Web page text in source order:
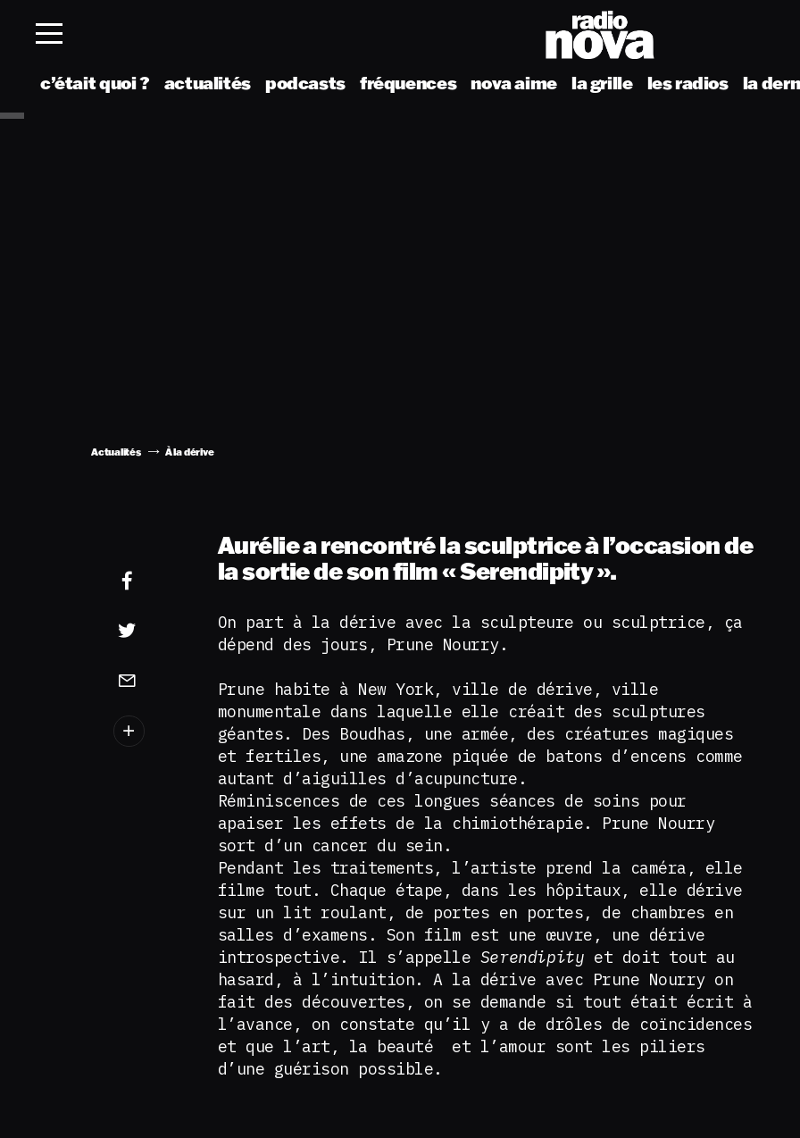
c’était quoi ? actualités podcasts fréquences nova aime la grille les radios la
Actualités À la dérive
Aurélie a rencontré la sculptrice à l’occasion de
la sortie de son film « Serendipity ».
On part à la dérive avec la sculpteure ou sculptrice, ça
dépend des jours, Prune Nourry.
Prune habite à New York, ville de dérive, ville
monumentale dans laquelle elle créait des sculptures
géantes. Des Boudhas, une armée, des créatures magiques
et fertiles, une amazone piquée de batons d’encens comme
autant d’aiguilles d’acupuncture.
Réminiscences de ces longues séances de soins pour
apaiser les effets de la chimiothérapie. Prune Nourry
sort d’un cancer du sein.
Pendant les traitements, l’artiste prend la caméra, elle
filme tout. Chaque étape, dans les hôpitaux, elle dérive
sur un lit roulant, de portes en portes, de chambres en
salles d’examens. Son film est une œuvre, une dérive
introspective. Il s’appelle Serendipity et doit tout au
hasard, à l’intuition. A la dérive avec Prune Nourry on
fait des découvertes, on se demande si tout était écrit à
l’avance, on constate qu’il y a de drôles de coïncidences
et que l’art, la beauté et l’amour sont les piliers
d’une guérison possible.